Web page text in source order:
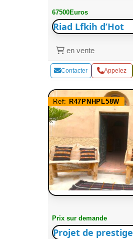
67500Euros
Riad Lfkih d’Hot
en vente
Contacter Appelez
Ref: R47PNHPL58W
Prix sur demande
Projet de prestige